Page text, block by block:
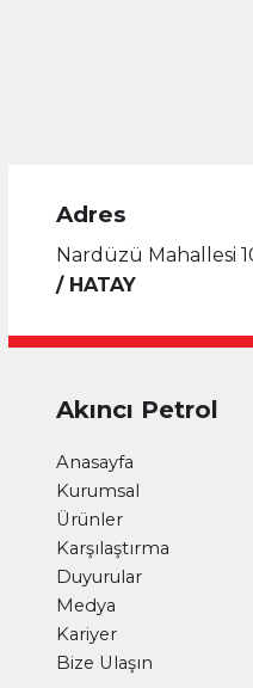
Adres
Nardüzü Mahallesi
/ HATAY
Akıncı Petrol
Anasayfa
Kurumsal
Ürünler
Karşılaştırma
Duyurular
Medya
Kariyer
Bize Ulaşın